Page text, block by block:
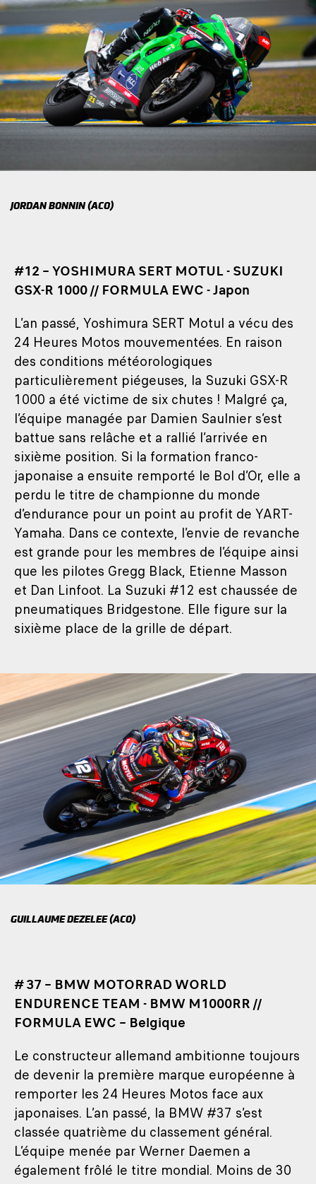
JORDAN BONNIN (ACO)
#12 – YOSHIMURA SERT MOTUL - SUZUKI
GSX-R 1000 // FORMULA EWC - Japon
L’an passé, Yoshimura SERT Motul a vécu des
24 Heures Motos mouvementées. En raison
des conditions météorologiques
particulièrement piégeuses, la Suzuki GSX-R
1000 a été victime de six chutes ! Malgré ça,
l’équipe managée par Damien Saulnier s’est
battue sans relâche et a rallié l’arrivée en
sixième position. Si la formation franco-
japonaise a ensuite remporté le Bol d’Or, elle a
perdu le titre de championne du monde
d’endurance pour un point au profit de YART-
Yamaha. Dans ce contexte, l’envie de revanche
est grande pour les membres de l’équipe ainsi
que les pilotes Gregg Black, Etienne Masson
et Dan Linfoot. La Suzuki #12 est chaussée de
pneumatiques Bridgestone. Elle figure sur la
sixième place de la grille de départ.
GUILLAUME DEZELEE (ACO)
# 37 – BMW MOTORRAD WORLD
ENDURENCE TEAM - BMW M1000RR //
FORMULA EWC – Belgique
Le constructeur allemand ambitionne toujours
de devenir la première marque européenne à
remporter les 24 Heures Motos face aux
japonaises. L’an passé, la BMW #37 s’est
classée quatrième du classement général.
L’équipe menée par Werner Daemen a
également frôlé le titre mondial. Moins de 30